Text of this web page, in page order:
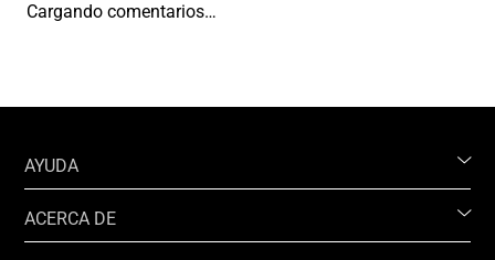
Cargando comentarios…
AYUDA
ACERCA DE